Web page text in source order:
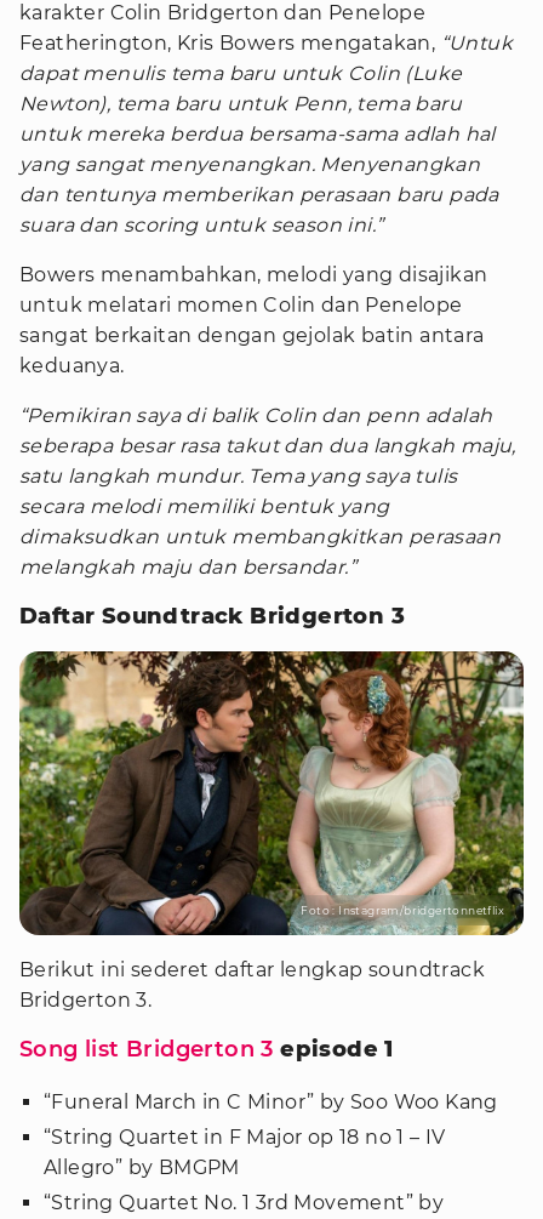
karakter Colin Bridgerton dan Penelope
Featherington, Kris Bowers mengatakan, “Untuk
dapat menulis tema baru untuk Colin (Luke
Newton), tema baru untuk Penn, tema baru
untuk mereka berdua bersama-sama adlah hal
yang sangat menyenangkan. Menyenangkan
dan tentunya memberikan perasaan baru pada
suara dan scoring untuk season ini.”
Bowers menambahkan, melodi yang disajikan
untuk melatari momen Colin dan Penelope
sangat berkaitan dengan gejolak batin antara
keduanya.
“Pemikiran saya di balik Colin dan penn adalah
seberapa besar rasa takut dan dua langkah maju,
satu langkah mundur. Tema yang saya tulis
secara melodi memiliki bentuk yang
dimaksudkan untuk membangkitkan perasaan
melangkah maju dan bersandar.”
Daftar Soundtrack Bridgerton 3
Foto : Instagram/bridgertonnetflix
Berikut ini sederet daftar lengkap soundtrack
Bridgerton 3.
Song list Bridgerton 3 episode 1
“Funeral March in C Minor” by Soo Woo Kang
“String Quartet in F Major op 18 no 1 – IV
Allegro” by BMGPM
“String Quartet No. 1 3rd Movement” by